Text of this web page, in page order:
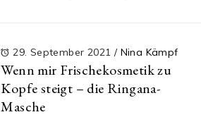
29. September 2021 / Nina Kämpf
Wenn mir Frischekosmetik zu
Kopfe steigt – die Ringana-
Masche